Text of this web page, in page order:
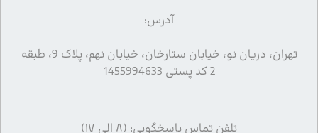
آدرس:
تهران، دریان نو، خیابان ستارخان، خیابان نهم، پلاک 9، طبقه
2 کد پستی 1455994633
تلفن تماس پاسخگویی: (۸ الی ۱۷)